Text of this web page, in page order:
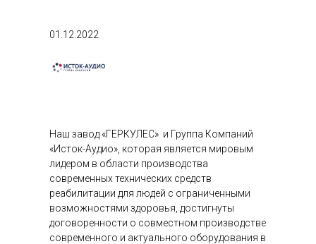
01.12.2022
Наш завод «ГЕРКУЛЕС» и Группа Компаний
«Исток-Аудио», которая является мировым
лидером в области производства
современных технических средств
реабилитации для людей с ограниченными
возможностями здоровья, достигнуты
договоренности о совместном производстве
современного и актуального оборудования в